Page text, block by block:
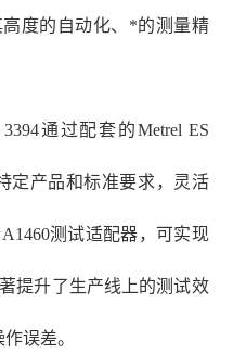
度的自动化、*的测量精
通过配套的Metrel ES
定产品和标准要求，灵活
测试适配器，可实现
提升了生产线上的测试效
误差。